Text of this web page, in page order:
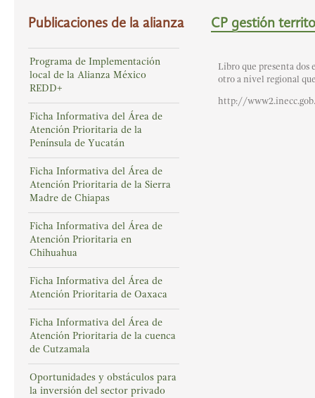
Publicaciones de la alianza
Programa de Implementación
local de la Alianza México
REDD+
Ficha Informativa del Área de
Atención Prioritaria de la
Península de Yucatán
Ficha Informativa del Área de
Atención Prioritaria de la Sierra
Madre de Chiapas
Ficha Informativa del Área de
Atención Prioritaria en
Chihuahua
Ficha Informativa del Área de
Atención Prioritaria de Oaxaca
Ficha Informativa del Área de
Atención Prioritaria de la cuenca
de Cutzamala
Oportunidades y obstáculos para
la inversión del sector privado
CP gestión
Libro que presenta
otro a nivel regional
http://